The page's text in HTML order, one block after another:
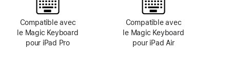
Compatible avec
le Magic Keyboard
pour iPad Pro
Compatible avec
le Magic Keyboard
pour iPad Air